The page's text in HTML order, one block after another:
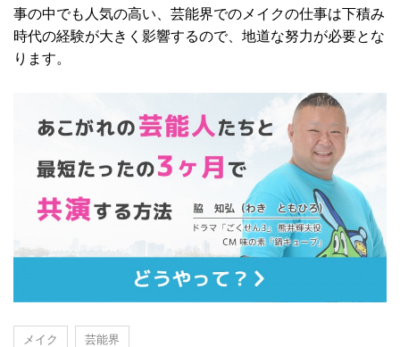
事の中でも人気の高い、芸能界でのメイクの仕事は下積み
時代の経験が大きく影響するので、地道な努力が必要とな
ります。
メイク 芸能界